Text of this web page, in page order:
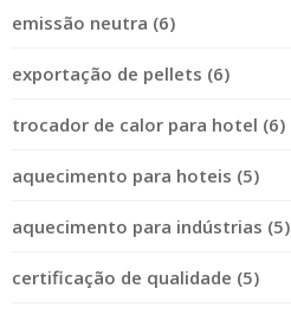
emissão neutra (6)
exportação de pellets (6)
trocador de calor para hotel (6)
aquecimento para hoteis (5)
aquecimento para indústrias (5)
certificação de qualidade (5)